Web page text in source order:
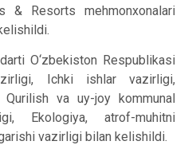
& Resorts mehmonxonalari
O‘zbekiston Respublikasi
Ichki ishlar vazirligi,
va uy-joy kommunal
Ekologiya, atrof-muhitni
vazirligi bilan kelishildi.